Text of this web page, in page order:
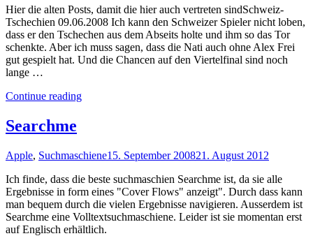
Hier die alten Posts, damit die hier auch vertreten sindSchweiz-
Tschechien 09.06.2008 Ich kann den Schweizer Spieler nicht loben,
dass er den Tschechen aus dem Abseits holte und ihm so das Tor
schenkte. Aber ich muss sagen, dass die Nati auch ohne Alex Frei
gut gespielt hat. Und die Chancen auf den Viertelfinal sind noch
lange …
Continue reading"Alter
Searchme
Apple, Suchmaschiene15. September 200821. August 2012
Ich finde, dass die beste suchmaschien Searchme ist, da sie alle
Ergebnisse in form eines "Cover Flows" anzeigt". Durch dass kann
man bequem durch die vielen Ergebnisse navigieren. Ausserdem ist
Searchme eine Volltextsuchmaschiene. Leider ist sie momentan erst
auf Englisch erhältlich.